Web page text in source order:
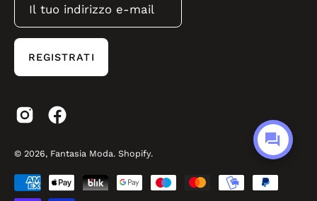
REGISTRATI
© 2026, Fantasia Moda. Shopify.